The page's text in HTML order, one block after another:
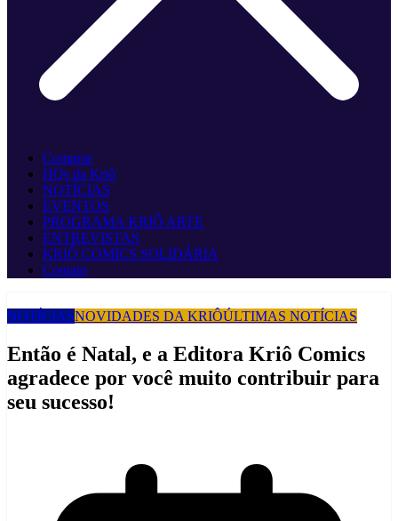
Comprar
HQs da Kriô
NOTÍCIAS
EVENTOS
PROGRAMA KRIÔ ARTE
ENTREVISTAS
KRIÔ COMICS SOLIDÁRIA
Contato
NOTÍCIASNOVIDADES DA KRIÔÚLTIMAS NOTÍCIAS
Então é Natal, e a Editora Kriô Comics
agradece por você muito contribuir para
seu sucesso!